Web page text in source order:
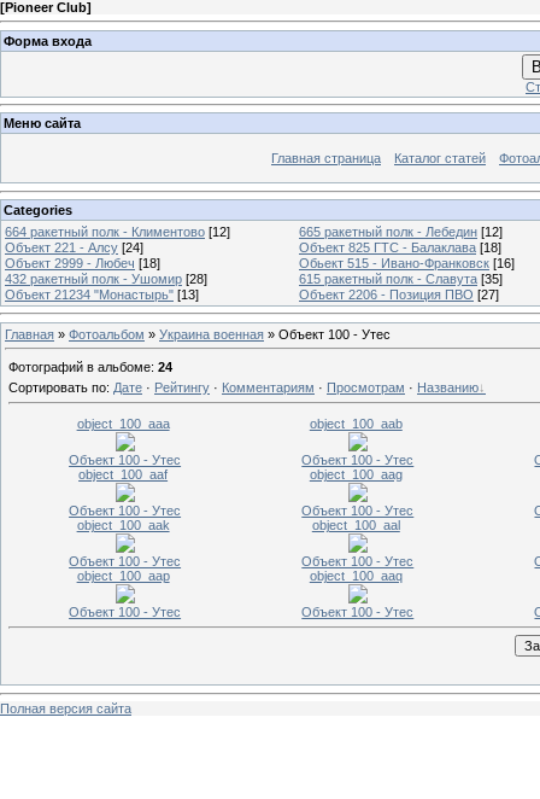
[Pioneer Club]
Форма входа
Меню сайта
Главная страница Каталог статей
Categories
664 ракетный полк - Климентово [12] 665 ракетный полк - Лебедин [12]
Объект 221 - Алсу [24] Объект 825 ГТС - Балаклава [18]
Объект 2999 - Любеч [18] Обьект 515 - Ивано-Франковск [16]
432 ракетный полк - Ушомир [28] 615 ракетный полк - Славута [35]
Объект 21234 "Монастырь" [13] Объект 2206 - Позиция ПВО [27]
Главная » Фотоальбом » Украина военная » Объект 100 - Утес
Фотографий в альбоме: 24
Сортировать по: Дате · Рейтингу · Комментариям · Просмотрам · Названию
object_100_aaa
Объект 100 - Утес
object_100_aab
Объект 100 - Утес
object_100_aaf
Объект 100 - Утес
object_100_aag
Объект 100 - Утес
object_100_aak
Объект 100 - Утес
object_100_aal
Объект 100 - Утес
object_100_aap
Объект 100 - Утес
object_100_aaq
Объект 100 - Утес
Полная версия сайта